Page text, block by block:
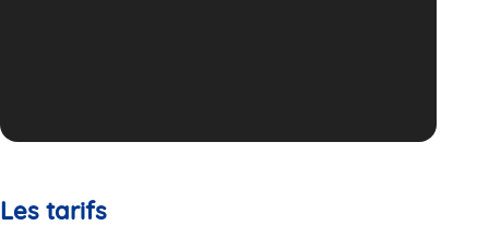
Les tarifs